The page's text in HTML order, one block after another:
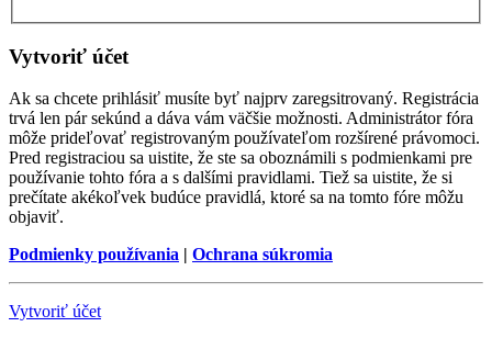
Vytvoriť účet
Ak sa chcete prihlásiť musíte byť najprv zaregsitrovaný. Registrácia
trvá len pár sekúnd a dáva vám väčšie možnosti. Administrátor fóra
môže prideľovať registrovaným používateľom rozšírené právomoci.
Pred registraciou sa uistite, že ste sa oboznámili s podmienkami pre
používanie tohto fóra a s dalšími pravidlami. Tiež sa uistite, že si
prečítate akékoľvek budúce pravidlá, ktoré sa na tomto fóre môžu
objaviť.
Podmienky používania | Ochrana súkromia
Vytvoriť účet